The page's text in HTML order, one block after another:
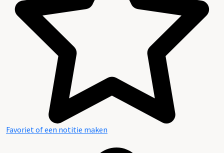
Favoriet of een notitie maken